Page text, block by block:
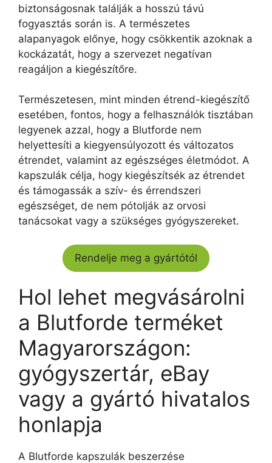
biztonságosnak találják a hosszú távú
fogyasztás során is. A természetes
alapanyagok előnye, hogy csökkentik azoknak a
kockázatát, hogy a szervezet negatívan
reagáljon a kiegészítőre.
Természetesen, mint minden étrend-kiegészítő
esetében, fontos, hogy a felhasználók tisztában
legyenek azzal, hogy a Blutforde nem
helyettesíti a kiegyensúlyozott és változatos
étrendet, valamint az egészséges életmódot. A
kapszulák célja, hogy kiegészítsék az étrendet
és támogassák a szív- és érrendszeri
egészséget, de nem pótolják az orvosi
tanácsokat vagy a szükséges gyógyszereket.
Rendelje meg a gyártótól
Hol lehet megvásárolni
a Blutforde terméket
Magyarországon:
gyógyszertár, eBay
vagy a gyártó hivatalos
honlapja
A Blutforde kapszulák beszerzése